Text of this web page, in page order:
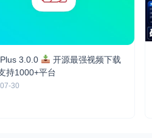
3.0.0
开源最强视频下载
持1000+平台
30